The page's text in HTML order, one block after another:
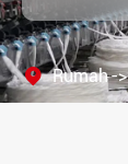
Rumah